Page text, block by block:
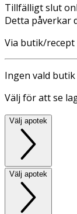
Tillfälligt slut
Detta påverkar
Via butik/recept
Ingen vald butik
Välj för att se
Välj apotek
Välj apotek